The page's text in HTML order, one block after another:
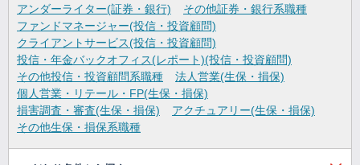
アンダーライター(証券・銀行)
その他証券・銀行系職種
ファンドマネージャー(投信・投資顧問)
クライアントサービス(投信・投資顧問)
投信・年金バックオフィス(レポート)(投信・投資顧問)
その他投信・投資顧問系職種
法人営業(生保・損保)
個人営業・リテール・FP(生保・損保)
損害調査・審査(生保・損保)
アクチュアリー(生保・損保)
その他生保・損保系職種